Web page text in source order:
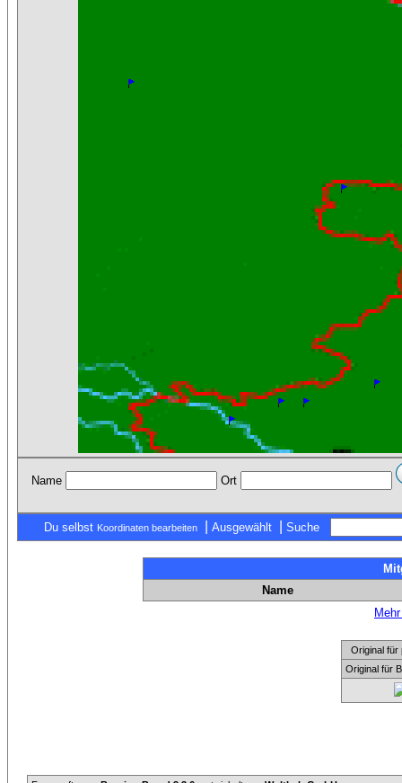
Name Ort
Du selbst Koordinaten bearbeiten Ausgewählt Suche
Name
Original für
Original für